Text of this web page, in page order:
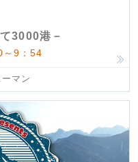
3000港－
～9：54
ーマン